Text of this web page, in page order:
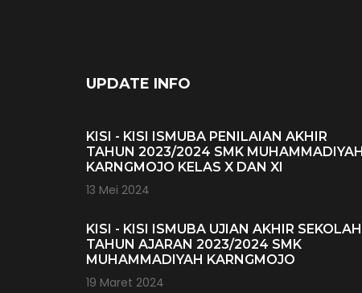
UPDATE INFO
KISI - KISI ISMUBA PENILAIAN AKHIR
TAHUN 2023/2024 SMK MUHAMMADIYAH
KARNGMOJO KELAS X DAN XI
13 Mei 2024
KISI - KISI ISMUBA UJIAN AKHIR SEKOLAH
TAHUN AJARAN 2023/2024 SMK
MUHAMMADIYAH KARNGMOJO
19 Maret 2024